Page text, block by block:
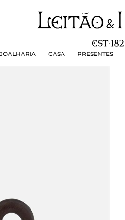
JOALHARIA CASA PRESENTES
PRESENTES